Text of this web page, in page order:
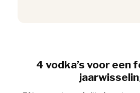
4 vodka’s voor een